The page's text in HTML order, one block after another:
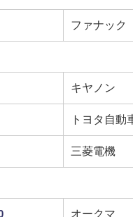
ファナック
キヤノン
トヨタ自動
三菱電機
オークマ